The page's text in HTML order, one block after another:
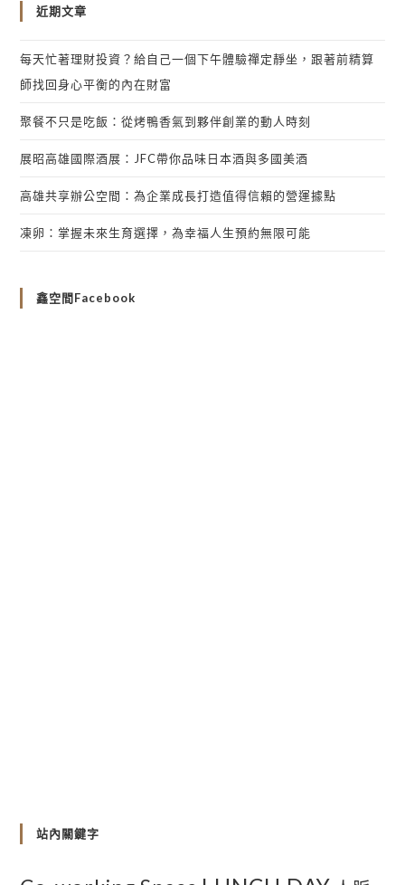
近期文章
每天忙著理財投資？給自己一個下午體驗禪定靜坐，跟著前精算
師找回身心平衡的內在財富
聚餐不只是吃飯：從烤鴨香氣到夥伴創業的動人時刻
展昭高雄國際酒展：JFC帶你品味日本酒與多國美酒
高雄共享辦公空間：為企業成長打造值得信賴的營運據點
凍卵：掌握未來生育選擇，為幸福人生預約無限可能
鑫空間Facebook
站內關鍵字